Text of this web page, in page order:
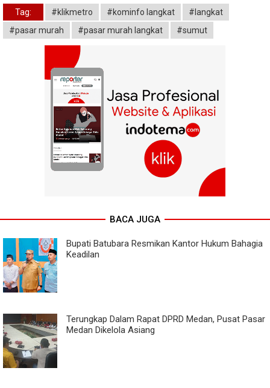
Tag: #klikmetro #kominfo langkat
#langkat
#pasar murah
#pasar murah langkat #sumut
BACA JUGA
Bupati Batubara Resmikan Kantor Hukum Bahagia
Keadilan
Terungkap Dalam Rapat DPRD Medan, Pusat Pasar
Medan Dikelola Asiang